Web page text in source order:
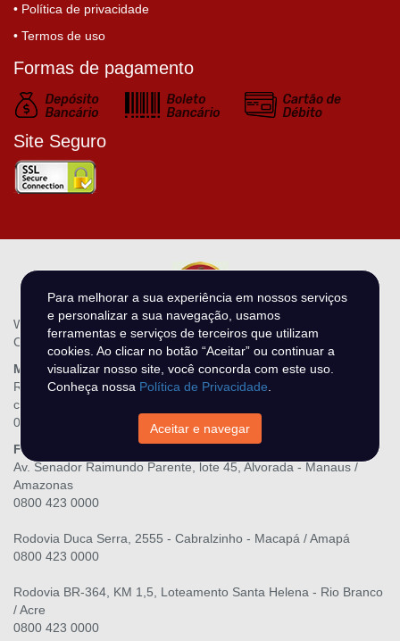
• Política de privacidade
• Termos de uso
Formas de pagamento
Site Seguro
WR Leilões - N DO O MIRANDA LTDA
CNPJ.: 28.216.867/0001-06
Matriz
Rua Três Maria, 139, Raiar do Sol - Boa Vista / Roraima
contato@wrleiloes.com.br
0800 423 0000
Filiais
Av. Senador Raimundo Parente, lote 45, Alvorada - Manaus /
Amazonas
0800 423 0000
Rodovia Duca Serra, 2555 - Cabralzinho - Macapá / Amapá
0800 423 0000
Rodovia BR-364, KM 1,5, Loteamento Santa Helena - Rio Branco
/ Acre
0800 423 0000
Para melhorar a sua experiência em nossos serviços
e personalizar a sua navegação, usamos
ferramentas e serviços de terceiros que utilizam
cookies. Ao clicar no botão “Aceitar” ou continuar a
visualizar nosso site, você concorda com este uso.
Conheça nossa Política de Privacidade.
Aceitar e navegar